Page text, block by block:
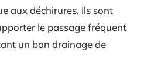
aux déchirures. Ils sont
le passage fréquent
un bon drainage de